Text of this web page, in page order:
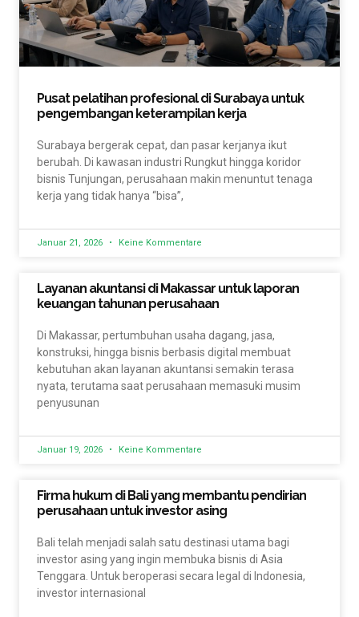
Pusat pelatihan profesional di Surabaya untuk
pengembangan keterampilan kerja
Surabaya bergerak cepat, dan pasar kerjanya ikut
berubah. Di kawasan industri Rungkut hingga koridor
bisnis Tunjungan, perusahaan makin menuntut tenaga
kerja yang tidak hanya “bisa”,
Januar 21, 2026 Keine Kommentare
Layanan akuntansi di Makassar untuk laporan
keuangan tahunan perusahaan
Di Makassar, pertumbuhan usaha dagang, jasa,
konstruksi, hingga bisnis berbasis digital membuat
kebutuhan akan layanan akuntansi semakin terasa
nyata, terutama saat perusahaan memasuki musim
penyusunan
Januar 19, 2026 Keine Kommentare
Firma hukum di Bali yang membantu pendirian
perusahaan untuk investor asing
Bali telah menjadi salah satu destinasi utama bagi
investor asing yang ingin membuka bisnis di Asia
Tenggara. Untuk beroperasi secara legal di Indonesia,
investor internasional